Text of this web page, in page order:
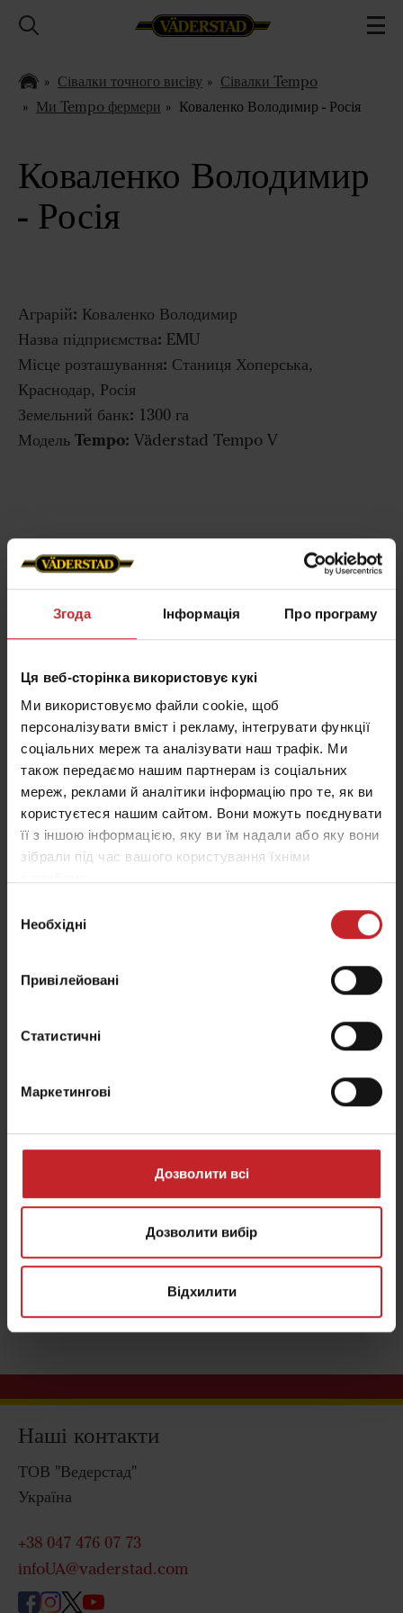
Згода Інформація Про програму
Ця веб-сторінка використовує кукі
Ми використовуємо файли cookie, щоб
персоналізувати вміст і рекламу, інтегрувати функції
соціальних мереж та аналізувати наш трафік. Ми
також передаємо нашим партнерам із соціальних
мереж, реклами й аналітики інформацію про те, як ви
користуєтеся нашим сайтом. Вони можуть поєднувати
її з іншою інформацією, яку ви їм надали або яку вони
зібрали під час вашого користування їхніми
згоди
Необхідні
Привілейовані
Статистичні
Маркетингові
Дозволити всі
Дозволити вибір
Відхилити
Сівалки точного висіву
Сівалки Tempo
Ми Tempo фермери
Коваленко Володимир - Росія
Коваленко Володимир
- Росія
Аграрій: Коваленко Володимир
Назва підприємства: EMU
Місце розташування: Станиця Хоперська,
Краснодар, Росія
Земельний банк: 1300 га
Модель Tempo: Väderstad Tempo V
Дізнатись про інших Tempo
фермерів з Росії
Аграрій:Комоликов Олексій
Місце розташування:
Хутір Східний, Краснодар,
Земельний банк:
Дізнатись про інших Tempo
фермерів
Наші контакти
ТОВ "Ведерстад"
Україна
+38 047 476 07 73
infoUA@vaderstad.com